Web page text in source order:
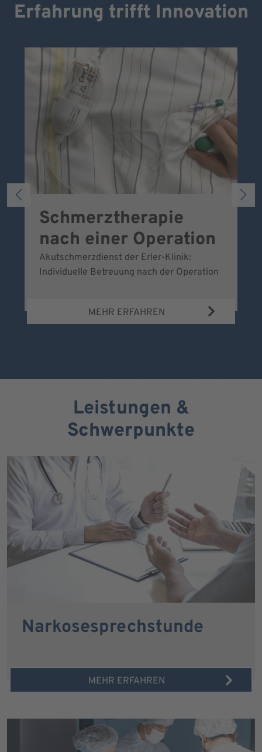
Erfahrung trifft Innovation
Schmerztherapie
nach einer Operation
Akutschmerzdienst der Erler-Klinik:
Individuelle Betreuung nach der Operation
MEHR ERFAHREN
Leistungen &
Schwerpunkte
Narkosesprechstunde
MEHR ERFAHREN